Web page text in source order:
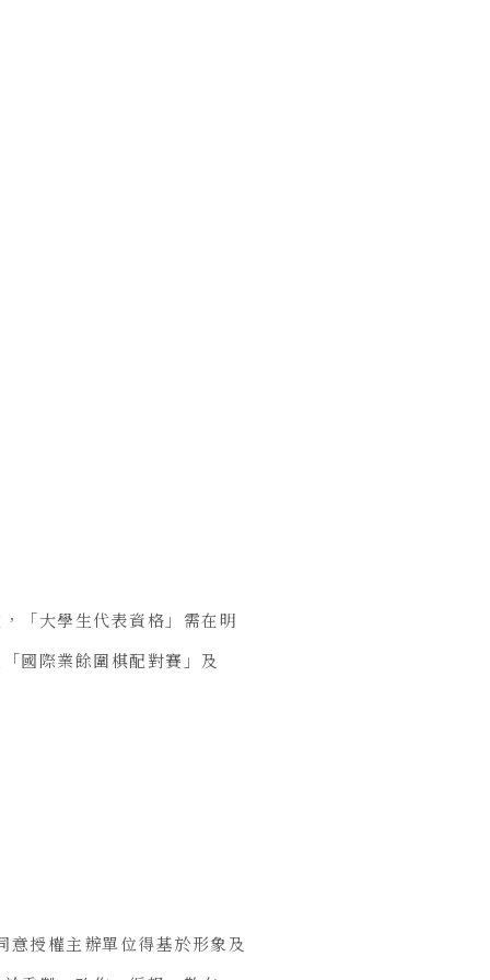
「大學生代表資格」需在明
國際業餘圍棋配對賽」及
授權主辦單位得基於形象及